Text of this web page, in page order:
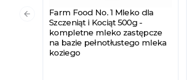
Zobacz produkt
Farm Food No. 1 Mleko dla
Szczeniąt i Kociąt 500g -
kompletne mleko zastępcze
na bazie pełnotłustego mleka
koziego
Poprzedni slajd